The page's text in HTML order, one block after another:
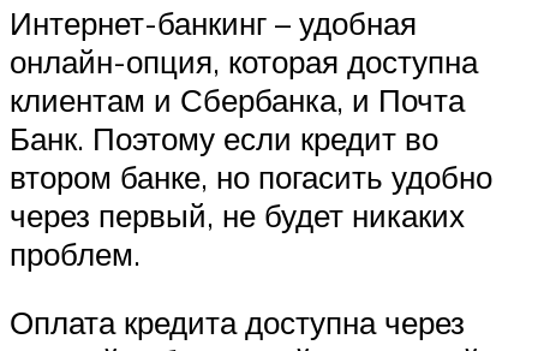
Интернет-банкинг – удобная
онлайн-опция, которая доступна
клиентам и Сбербанка, и Почта
Банк. Поэтому если кредит во
втором банке, но погасить удобно
через первый, не будет никаких
проблем.
Оплата кредита доступна через